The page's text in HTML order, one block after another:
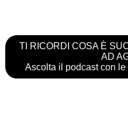
TI RICORDI COSA È
AD
Ascolta il podcast con